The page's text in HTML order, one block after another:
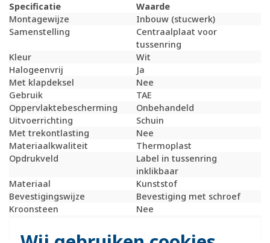
Specificatie
Waarde
Montagewijze
Inbouw (stucwerk)
Samenstelling
Centraalplaat voor
tussenring
Kleur
Wit
Halogeenvrij
Ja
Met klapdeksel
Nee
Gebruik
TAE
Oppervlaktebescherming
Onbehandeld
Uitvoerrichting
Schuin
Met trekontlasting
Nee
Materiaalkwaliteit
Thermoplast
Opdrukveld
Label in tussenring
inklikbaar
Materiaal
Kunststof
Bevestigingswijze
Bevestiging met schroef
Kroonsteen
Nee
(vergelijkbaar)